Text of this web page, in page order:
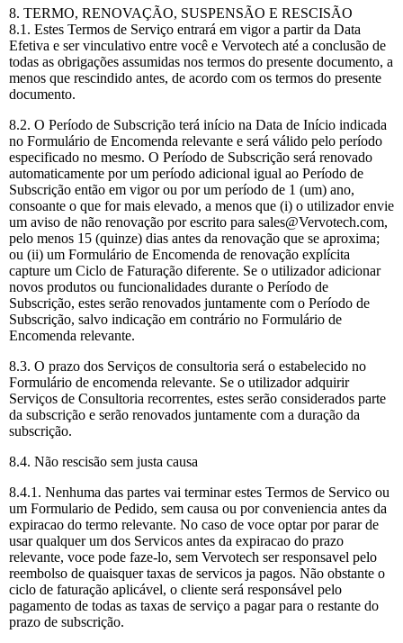
8. TERMO, RENOVAÇÃO, SUSPENSÃO E RESCISÃO
8.1. Estes Termos de Serviço entrará em vigor a partir da Data
Efetiva e ser vinculativo entre você e Vervotech até a conclusão de
todas as obrigações assumidas nos termos do presente documento, a
menos que rescindido antes, de acordo com os termos do presente
documento.
8.2. O Período de Subscrição terá início na Data de Início indicada
no Formulário de Encomenda relevante e será válido pelo período
especificado no mesmo. O Período de Subscrição será renovado
automaticamente por um período adicional igual ao Período de
Subscrição então em vigor ou por um período de 1 (um) ano,
consoante o que for mais elevado, a menos que (i) o utilizador envie
um aviso de não renovação por escrito para sales@Vervotech.com,
pelo menos 15 (quinze) dias antes da renovação que se aproxima;
ou (ii) um Formulário de Encomenda de renovação explícita
capture um Ciclo de Faturação diferente. Se o utilizador adicionar
novos produtos ou funcionalidades durante o Período de
Subscrição, estes serão renovados juntamente com o Período de
Subscrição, salvo indicação em contrário no Formulário de
Encomenda relevante.
8.3. O prazo dos Serviços de consultoria será o estabelecido no
Formulário de encomenda relevante. Se o utilizador adquirir
Serviços de Consultoria recorrentes, estes serão considerados parte
da subscrição e serão renovados juntamente com a duração da
subscrição.
8.4. Não rescisão sem justa causa
8.4.1. Nenhuma das partes vai terminar estes Termos de Servico ou
um Formulario de Pedido, sem causa ou por conveniencia antes da
expiracao do termo relevante. No caso de voce optar por parar de
usar qualquer um dos Servicos antes da expiracao do prazo
relevante, voce pode faze-lo, sem Vervotech ser responsavel pelo
reembolso de quaisquer taxas de servicos ja pagos. Não obstante o
ciclo de faturação aplicável, o cliente será responsável pelo
pagamento de todas as taxas de serviço a pagar para o restante do
prazo de subscrição.